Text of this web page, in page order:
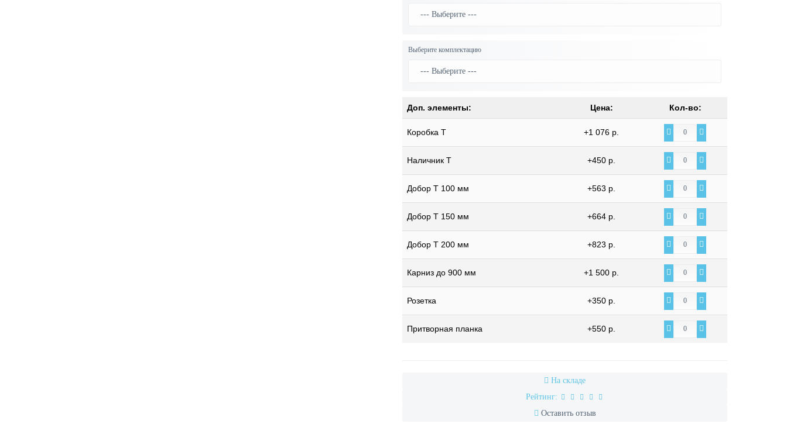
Выберите комплектацию
Доп. элементы: Цена: Кол-во:
Коробка Т +1 076 р.
Наличник Т +450 р.
Добор Т 100 мм +563 р.
Добор Т 150 мм +664 р.
Добор Т 200 мм +823 р.
Карниз до 900 мм +1 500 р.
Розетка +350 р.
Притворная планка +550 р.
На складе
Рейтинг:
Оставить отзыв